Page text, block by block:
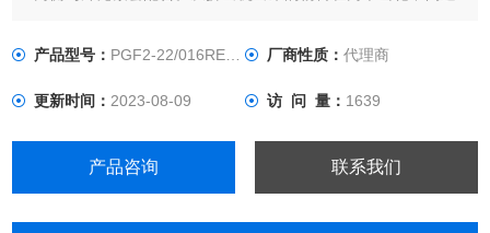
产品型号： PGF2-22/016RE20VU2 厂商性质： 代理商
更新时间：2023-08-09 访 问 量： 1639
产品咨询 联系我们